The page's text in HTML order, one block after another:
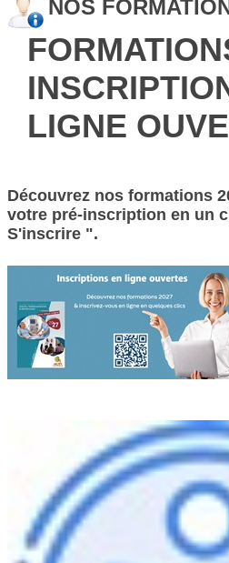
NOS
LIGNE
Découvrez nos formations
votre pré-inscription en un
S'inscrire ".